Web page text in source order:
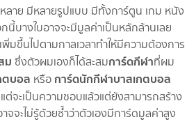
ลาย มีหลายรูปแบบ มีทั้งการ์ตูน เกม หนัง
บางใบอาจจะมีมูลค่าเป็นหลักล้านเลย
มขึ้นไปตามกาลเวลาทำให้มีความต้องการ
ม ซึ่งตัวผมเองก็ได้สะสมการ์ดกีฬาที่ผม
ตบอล หรือการ์ดนักกีฬาบาสเกตบอล
ต่จะเป็นความชอบแล้วแต่ยังสามารถสร้าง
จจะไม่รู้ด้วยซ้ำว่าตัวเองมีการ์ดมูลค่าสูง